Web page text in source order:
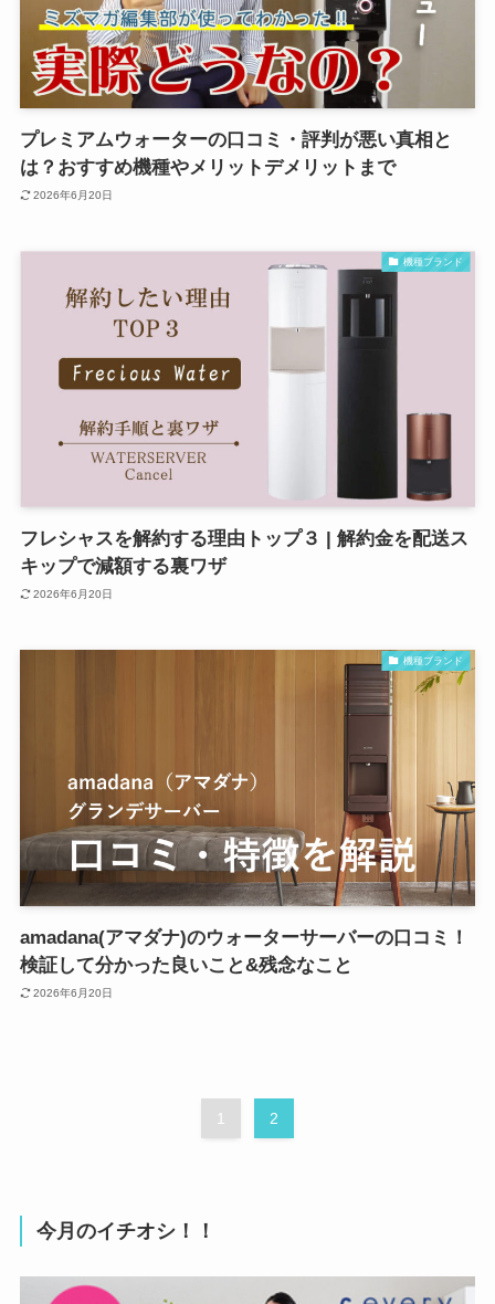
プレミアムウォーターの口コミ・評判が悪い真相と
は？おすすめ機種やメリットデメリットまで
2026年6月20日
機種ブランド
フレシャスを解約する理由トップ３ | 解約金を配送ス
キップで減額する裏ワザ
2026年6月20日
機種ブランド
amadana(アマダナ)のウォーターサーバーの口コミ！
検証して分かった良いこと&残念なこと
2026年6月20日
1 2
今月のイチオシ！！